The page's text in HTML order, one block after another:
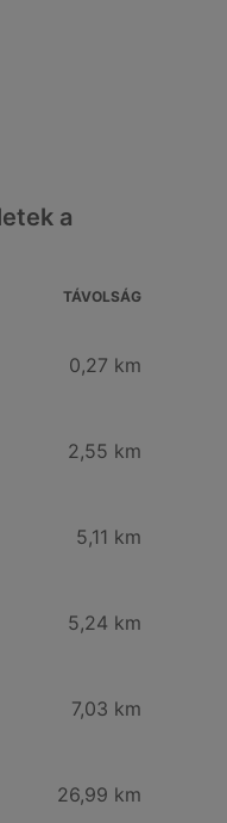
a
TÁVOLSÁG
0,27 km
2,55 km
5,11 km
5,24 km
7,03 km
26,99 km